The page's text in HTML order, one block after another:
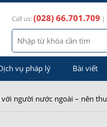
Call us:(028) 66.701.709 |
vụ pháp lý Bài viết
người nước ngoài – nên